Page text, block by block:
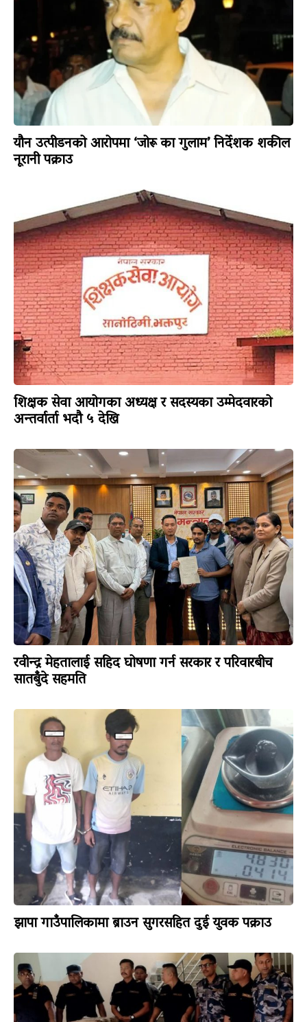
यौन उत्पीडनको आरोपमा ‘जोरू का गुलाम’ निर्देशक शकील
नूरानी पक्राउ
शिक्षक सेवा आयोगका अध्यक्ष र सदस्यका उम्मेदवारको
अन्तर्वार्ता भदौ ५ देखि
रवीन्द्र मेहतालाई सहिद घोषणा गर्न सरकार र परिवारबीच
सातबुँदे सहमति
झापा गाउँपालिकामा ब्राउन सुगरसहित दुई युवक पक्राउ